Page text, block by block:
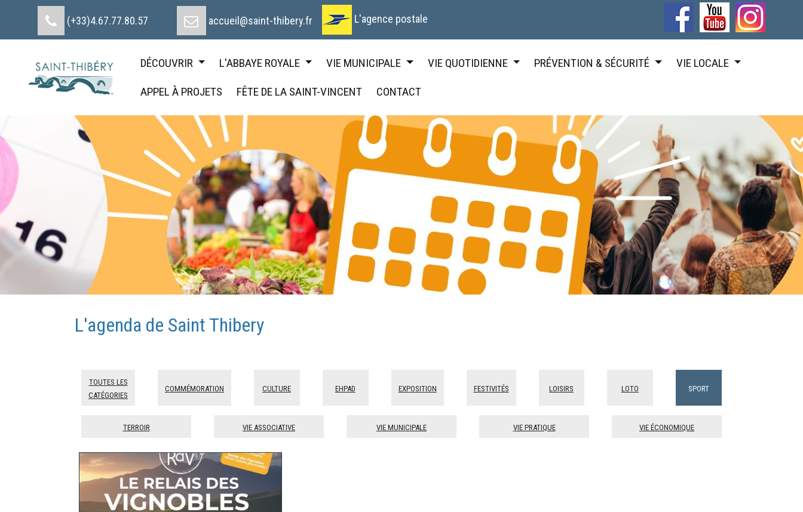
(+33)4.67.77.80.57 accueil@saint-thibery.fr L'agence postale
DÉCOUVRIR L'ABBAYE ROYALE VIE MUNICIPALE VIE QUOTIDIENNE PRÉVENTION & SÉCURITÉ VIE LOCALE
APPEL À PROJETS FÊTE DE LA SAINT-VINCENT CONTACT
L'agenda de Saint Thibery
Toutes les
catégories
Commémoration Culture Ehpad Exposition Festivités Loisirs Loto Sport
Terroir Vie associative Vie municipale Vie pratique Vie économique
Cookies management panel